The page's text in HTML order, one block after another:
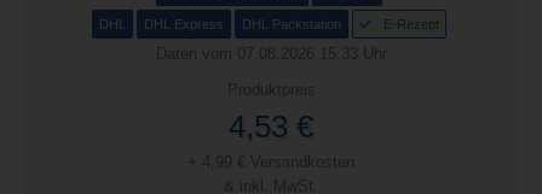
DHL DHL Express DHL Packstation E-Rezept
Daten vom 07.08.2026 15:33 Uhr
Produktpreis
4,53 €
+ 4,99 € Versandkosten
& inkl. MwSt.